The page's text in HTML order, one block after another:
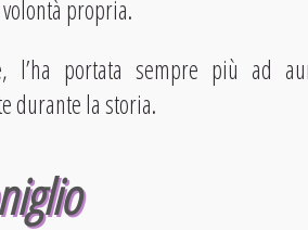
propria.
l’ha portata sempre più ad
durante la storia.